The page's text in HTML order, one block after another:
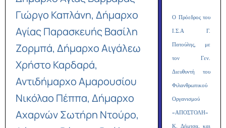
Γιώργο Καπλάνη, Δήμαρχο
Αγίας Παρασκευής Βασίλη
Ζορμπά, Δήμαρχο Αιγάλεω
Χρήστο Καρδαρά,
Αντιδήμαρχο Αμαρουσίου
Νικόλαο Πέππα, Δήμαρχο
Αχαρνών Σωτήρη Ντούρο,
Ο Πρόεδρος του
Ι.Σ.Α Γ.
Πατούλης, με
τον Γεν.
Διευθυντή του
Φιλανθρωπικού
Οργανισμού
«ΑΠΟΣΤΟΛΗ»
Κ. Δήμτσα, και